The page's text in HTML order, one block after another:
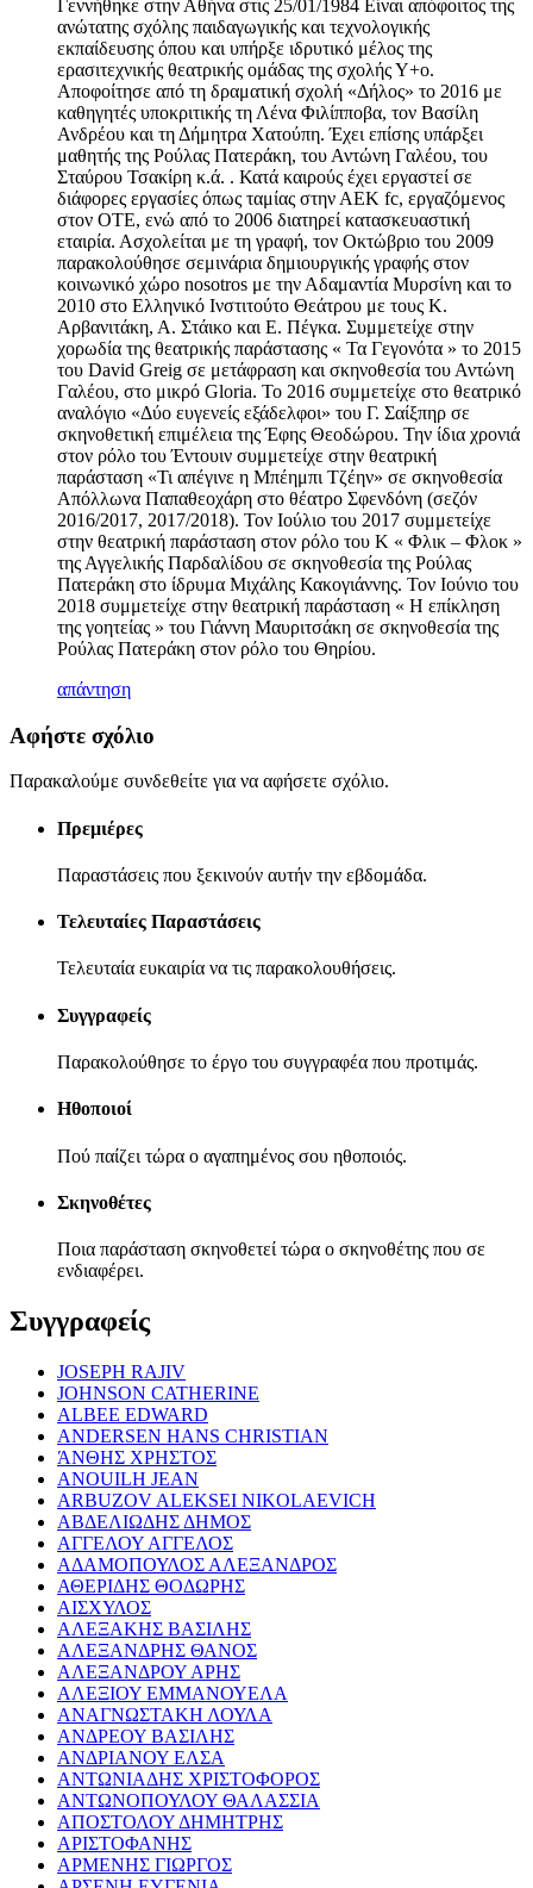
Γεννήθηκε στην Αθήνα στις 25/01/1984 Είναι απόφοιτος της
ανώτατης σχόλης παιδαγωγικής και τεχνολογικής
εκπαίδευσης όπου και υπήρξε ιδρυτικό μέλος της
ερασιτεχνικής θεατρικής ομάδας της σχολής Υ+ο.
Αποφοίτησε από τη δραματική σχολή «Δήλος» το 2016 με
καθηγητές υποκριτικής τη Λένα Φιλίπποβα, τον Βασίλη
Ανδρέου και τη Δήμητρα Χατούπη. Έχει επίσης υπάρξει
μαθητής της Ρούλας Πατεράκη, του Αντώνη Γαλέου, του
Σταύρου Τσακίρη κ.ά. . Κατά καιρούς έχει εργαστεί σε
διάφορες εργασίες όπως ταμίας στην ΑΕΚ fc, εργαζόμενος
στον ΟΤΕ, ενώ από το 2006 διατηρεί κατασκευαστική
εταιρία. Ασχολείται με τη γραφή, τον Οκτώβριο του 2009
παρακολούθησε σεμινάρια δημιουργικής γραφής στον
κοινωνικό χώρο nosotros με την Αδαμαντία Μυρσίνη και το
2010 στο Ελληνικό Ινστιτούτο Θεάτρου με τους Κ.
Αρβανιτάκη, Α. Στάικο και Ε. Πέγκα. Συμμετείχε στην
χορωδία της θεατρικής παράστασης « Τα Γεγονότα » το 2015
του David Greig σε μετάφραση και σκηνοθεσία του Αντώνη
Γαλέου, στο μικρό Gloria. Το 2016 συμμετείχε στο θεατρικό
αναλόγιο «Δύο ευγενείς εξάδελφοι» του Γ. Σαίξπηρ σε
σκηνοθετική επιμέλεια της Έφης Θεοδώρου. Την ίδια χρονιά
στον ρόλο του Έντουιν συμμετείχε στην θεατρική
παράσταση «Τι απέγινε η Μπέημπι Τζέην» σε σκηνοθεσία
Απόλλωνα Παπαθεοχάρη στο θέατρο Σφενδόνη (σεζόν
2016/2017, 2017/2018). Τον Ιούλιο του 2017 συμμετείχε
στην θεατρική παράσταση στον ρόλο του Κ « Φλικ – Φλοκ »
της Αγγελικής Παρδαλίδου σε σκηνοθεσία της Ρούλας
Πατεράκη στο ίδρυμα Μιχάλης Κακογιάννης. Τον Ιούνιο του
2018 συμμετείχε στην θεατρική παράσταση « Η επίκληση
της γοητείας » του Γιάννη Μαυριτσάκη σε σκηνοθεσία της
Ρούλας Πατεράκη στον ρόλο του Θηρίου.
απάντηση
Αφήστε σχόλιο
Παρακαλούμε συνδεθείτε για να αφήσετε σχόλιο.
Πρεμιέρες
Παραστάσεις που ξεκινούν αυτήν την εβδομάδα.
Τελευταίες Παραστάσεις
Τελευταία ευκαιρία να τις παρακολουθήσεις.
Συγγραφείς
Παρακολούθησε το έργο του συγγραφέα που προτιμάς.
Ηθοποιοί
Πού παίζει τώρα ο αγαπημένος σου ηθοποιός.
Σκηνοθέτες
Ποια παράσταση σκηνοθετεί τώρα ο σκηνοθέτης που σε
ενδιαφέρει.
Συγγραφείς
JOSEPH RAJIV
JOHNSON CATHERINE
ALBEE EDWARD
ANDERSEN HANS CHRISTIAN
ΆΝΘΗΣ ΧΡΗΣΤΟΣ
ANOUILH JEAN
ARBUZOV ALEKSEI NIKOLAEVICH
ΑΒΔΕΛΙΩΔΗΣ ΔΗΜΟΣ
ΑΓΓΕΛΟΥ ΑΓΓΕΛΟΣ
ΑΔΑΜΟΠΟΥΛΟΣ ΑΛΕΞΑΝΔΡΟΣ
ΑΘΕΡΙΔΗΣ ΘΟΔΩΡΗΣ
ΑΙΣΧΥΛΟΣ
ΑΛΕΞΑΚΗΣ ΒΑΣΙΛΗΣ
ΑΛΕΞΑΝΔΡΗΣ ΘΑΝΟΣ
ΑΛΕΞΑΝΔΡΟΥ ΑΡΗΣ
ΑΛΕΞΙΟΥ ΕΜΜΑΝΟΥΕΛΑ
ΑΝΑΓΝΩΣΤΑΚΗ ΛΟΥΛΑ
ΑΝΔΡΕΟΥ ΒΑΣΙΛΗΣ
ΑΝΔΡΙΑΝΟΥ ΕΛΣΑ
ΑΝΤΩΝΙΑΔΗΣ ΧΡΙΣΤΟΦΟΡΟΣ
ΑΝΤΩΝΟΠΟΥΛΟΥ ΘΑΛΑΣΣΙΑ
ΑΠΟΣΤΟΛΟΥ ΔΗΜΗΤΡΗΣ
ΑΡΙΣΤΟΦΑΝΗΣ
ΑΡΜΕΝΗΣ ΓΙΩΡΓΟΣ